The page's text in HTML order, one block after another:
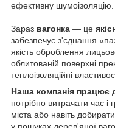
ефективну шумоізоляцію.
Зараз вагонка — це
забезпечує з'єднання
якість оброблення
облитованій поверхні
теплоізоляційні
Наша компанія працює
потрібно витрачати час і
міста або навіть